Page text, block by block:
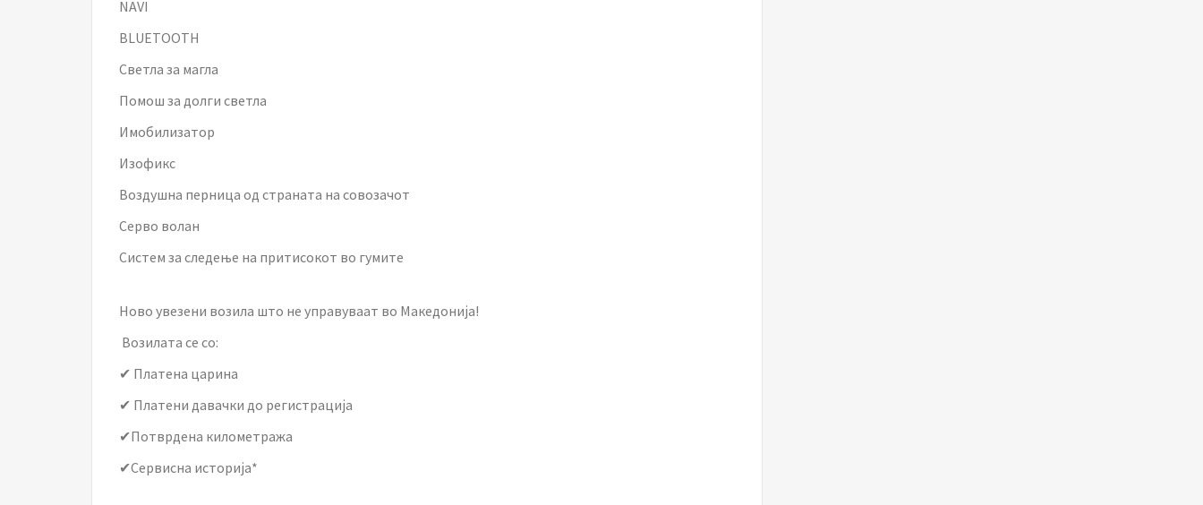
NAVI
BLUETOOTH
Светла за магла
Помош за долги светла
Имобилизатор
Изофикс
Воздушна перница од страната на совозачот
Серво волан
Систем за следење на притисокот во гумите
Ново увезени возила што не управуваат во Македонија!
Возилата се со:
✔ Платена царина
✔ Платени давачки до регистрација
✔Потврдена километража
✔Сервисна историја*